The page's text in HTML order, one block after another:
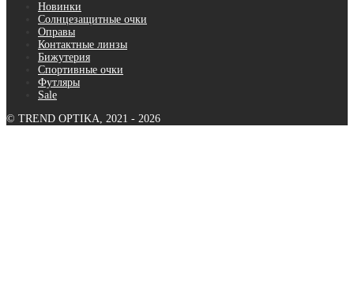
Новинки
Солнцезащитные очки
Оправы
Контактные линзы
Бижутерия
Спортивные очки
Футляры
Sale
© TREND OPTIKA, 2021 - 2026